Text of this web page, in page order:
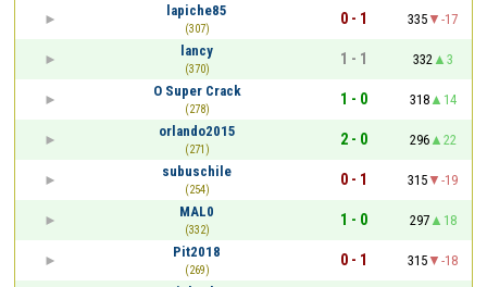
lapiche85
(307)
0 - 1 335
-17
lancy
(370)
1 - 1 332
3
O Super Crack
(278)
1 - 0 318
14
orlando2015
(271)
2 - 0 296
22
subuschile
(254)
0 - 1 315
-19
MAL0
(332)
1 - 0 297
18
Pit2018
(269)
0 - 1 315
-18